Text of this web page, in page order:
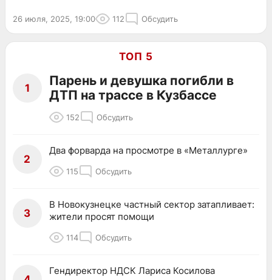
26 июля, 2025, 19:00 112 Обсудить
ТОП 5
1
Парень и девушка погибли в
ДТП на трассе в Кузбассе
152 Обсудить
2
Два форварда на просмотре в «Металлурге»
115 Обсудить
3
В Новокузнецке частный сектор затапливает:
жители просят помощи
114 Обсудить
Гендиректор НДСК Лариса Косилова